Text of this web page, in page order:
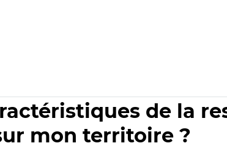
de la
mon territoire ?